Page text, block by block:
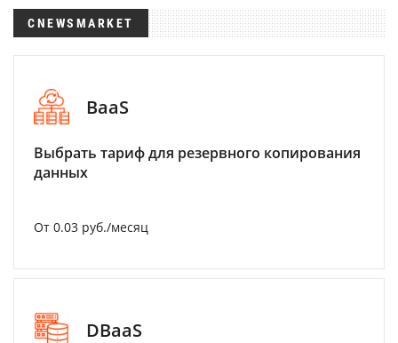
CNEWSMARKET
BaaS
Выбрать тариф для резервного копирования
данных
От 0.03 руб./месяц
DBaaS